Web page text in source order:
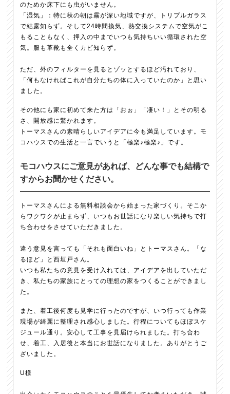
のためか床下にも虫がいません。
「湿気」：特に秋の朝は霧が深い地域ですが、トリプルガラス
で結露知らず。そして24時間換気、熱交換システムで空気がこ
もることもなく、押入の中までいつも気持ちいい循環された空
気。服も革靴も全くカビ知らず。
ただ、外のフィルターを見るとゾッとするほど汚れており、
「何もなければこれが自分たちの体に入っていたのか」と思い
ました。
その他にも家に初めて来た方は「おぉ」「凄い！」とその明る
さ、開放感に驚かれます。
トーマスさんの素晴らしいアイデアに今も満足しています。モ
コハウスでの生活と一言でいうと「極楽♪極楽♪」です。
モコハウスにご意見があれば、どんな事でも結構で
すからお聞かせください。
トーマスさんによる無料相談会から始まった家づくり。そこか
らワクワクが止まらず、いつもお世話になり楽しい気持ちで打
ち合わせをさせていただきました。
違う意見を言っても「それも面白いね」とトーマスさん。「な
るほど」と西垣戸さん。
いつも私たちの意見を受け入れては、アイデアを出していただ
き、私たちの家族にとっての理想の家をつくることができまし
た。
また、着工後何度も見学に行ったのですが、いつ行っても作業
現場が綺麗に整理され感心しました。行程についてもほぼスケ
ジュール通り。安心して工事を見届けられました。打ち合わ
せ、着工、入居後と本当にお世話になりました。ありがとうご
ざいました。
U様